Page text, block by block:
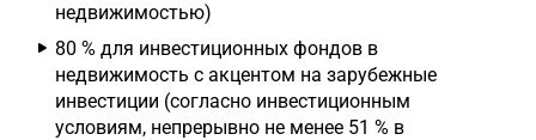
недвижимостью)
80 % для инвестиционных фондов в
недвижимость с акцентом на зарубежные
инвестиции (согласно инвестиционным
условиям, непрерывно не менее 51 % в